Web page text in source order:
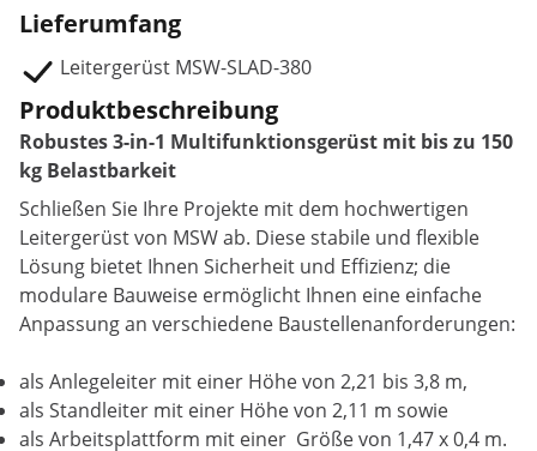
Lieferumfang
Leitergerüst MSW-SLAD-380
Produktbeschreibung
Robustes 3-in-1 Multifunktionsgerüst mit bis zu 150
kg Belastbarkeit
Schließen Sie Ihre Projekte mit dem hochwertigen
Leitergerüst von MSW ab. Diese stabile und flexible
Lösung bietet Ihnen Sicherheit und Effizienz; die
modulare Bauweise ermöglicht Ihnen eine einfache
Anpassung an verschiedene Baustellenanforderungen:
als Anlegeleiter mit einer Höhe von 2,21 bis 3,8 m,
als Standleiter mit einer Höhe von 2,11 m sowie
als Arbeitsplattform mit einer Größe von 1,47 x 0,4 m.